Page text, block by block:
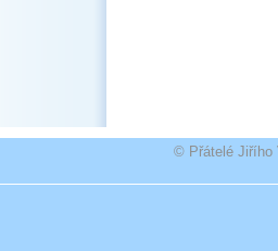
© Přátelé